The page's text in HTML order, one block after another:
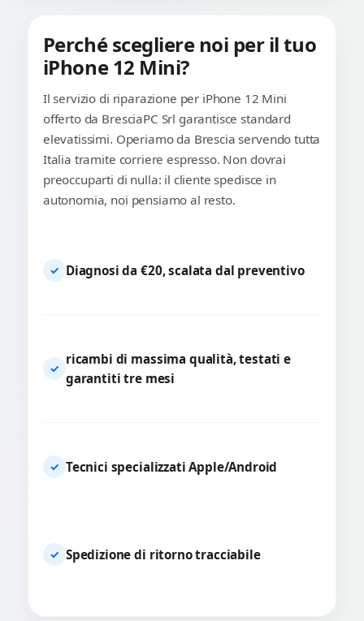
Perché scegliere noi per il tuo
iPhone 12 Mini?
Il servizio di riparazione per iPhone 12 Mini
offerto da BresciaPC Srl garantisce standard
elevatissimi. Operiamo da Brescia servendo tutta
Italia tramite corriere espresso. Non dovrai
preoccuparti di nulla: il cliente spedisce in
autonomia, noi pensiamo al resto.
✓ Diagnosi da €20, scalata dal preventivo
✓
ricambi di massima qualità, testati e
garantiti tre mesi
✓ Tecnici specializzati Apple/Android
✓ Spedizione di ritorno tracciabile